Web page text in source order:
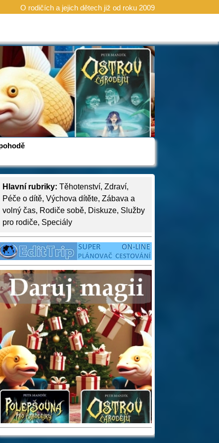
O rodičích a jejich dětech již od roku 2009
Hlavní rubriky: Těhotenství, Zdraví,
Péče o dítě, Výchova dítěte, Zábava a
volný čas, Rodiče sobě, Diskuze, Služby
pro rodiče, Speciály